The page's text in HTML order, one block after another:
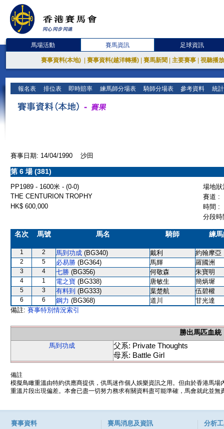
馬場活動 賽馬資訊 足球資訊
賽事資料(本地) 賽事資料(越洋轉播) 賽馬新聞 主要賽事 視聽播
報名表 排位表 即時賠率 練馬師分場表 騎師分場表 參考資料 統
賽事日期: 14/04/1990 沙田
第 6 場 (381)
PP1989 - 1600米 - (0-0)
場地
THE CENTURION TROPHY
賽道 :
HK$ 600,000
時間 :
分段
名次 馬號 馬名 騎師 練
1 2 馬到功成 (BG340) 戴利 約翰摩亞
2 5 必易勝 (BG364) 馬輝 羅國洲
3 4 七勝 (BG356) 何敬森 朱寶明
4 1 電之寶 (BG338) 唐敏生 簡炳墀
5 3 有料到 (BG333) 葉楚航 伍碧權
6 6 鋼力 (BG368) 道川
甘光達
備註: 賽事特別情況索引
勝出馬匹血統
馬到功成
父系: Private Thoughts
母系: Battle Girl
備註
模擬鳥瞰重溫由特約供應商提供，供馬迷作個人娛樂資訊之用。但由於香港馬
重溫片段出現偏差。本會已盡一切努力務求有關資料盡可能準確，馬會就此並
賽事資料 賽馬消息及資訊 分析